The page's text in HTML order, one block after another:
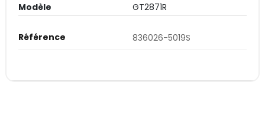
Modèle
GT2871R
Référence 836026-5019S